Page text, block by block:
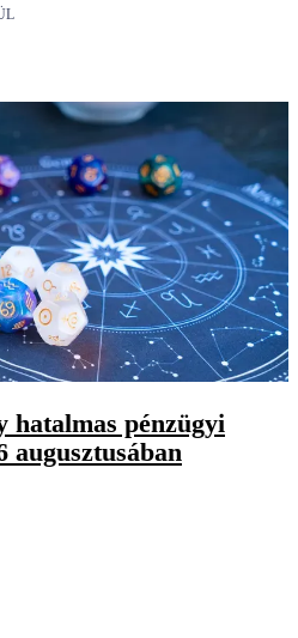
hatalmas pénzügyi
augusztusában